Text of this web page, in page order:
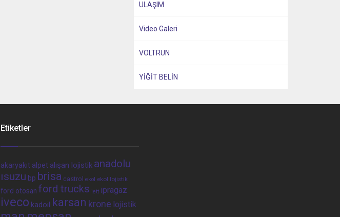
ULAŞIM
Video Galeri
VOLTRUN
YİĞİT BELİN
Etiketler
akaryakıt alpet alışan lojistik anadolu
ısuzu bp brisa castrol ekol ekol lojistik
ford otosan ford trucks iett ipragaz
iveco kadoil karsan krone lojistik